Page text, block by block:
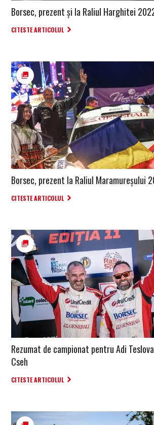
Borsec, prezent și la Raliul Harghitei
CITESTE ARTICOLUL
Borsec, prezent la Raliul Maramureșului
CITESTE ARTICOLUL
Rezumat de campionat pentru Adi
Cseh
CITESTE ARTICOLUL